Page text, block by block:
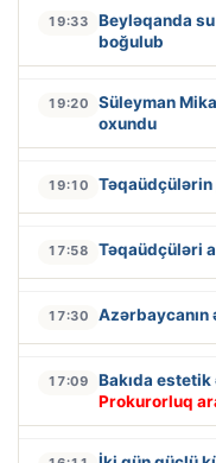
19:33
Beyləqanda
boğulub
19:20
Süleyman
oxundu
19:10 Təqaüdçülərin
17:58 Təqaüdçüləri
17:30 Azərbaycanın
17:09 Bakıda estetik
Prokurorluq